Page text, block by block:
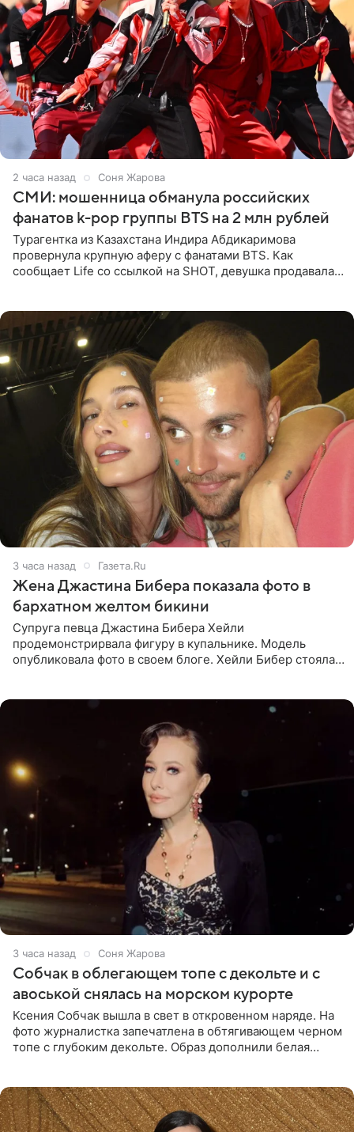
2 часа назад Соня Жарова
СМИ: мошенница обманула российских
фанатов k-pop группы BTS на 2 млн рублей
Турагентка из Казахстана Индира Абдикаримова
провернула крупную аферу с фанатами BTS. Как
сообщает Life со ссылкой на SHOT, девушка продавала
3 часа назад Газета.Ru
Жена Джастина Бибера показала фото в
бархатном желтом бикини
Супруга певца Джастина Бибера Хейли
продемонстрирвала фигуру в купальнике. Модель
опубликовала фото в своем блоге. Хейли Бибер стояла
3 часа назад Соня Жарова
Собчак в облегающем топе с декольте и с
авоськой снялась на морском курорте
Ксения Собчак вышла в свет в откровенном наряде. На
фото журналистка запечатлена в обтягивающем черном
топе с глубоким декольте. Образ дополнили белая